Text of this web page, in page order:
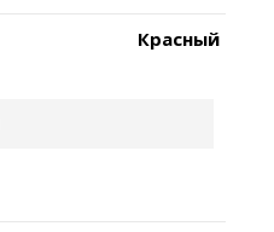
Красный